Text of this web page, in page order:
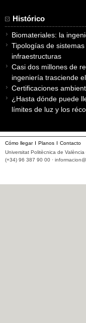
Histórico
Biomateriales: la
Tipologías de
infraestructuras
Casi dos millones de
ingeniería trasciende
Certificaciones
¿Hasta dónde puede
límites de luz y los
Cómo llegar Planos
Contacto
Universitat Politècnica de València
(+34) 96 387 90 00 ·